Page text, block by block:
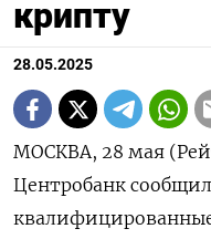
крипту
28.05.2025
МОСКВА, 28 мая
Центробанк